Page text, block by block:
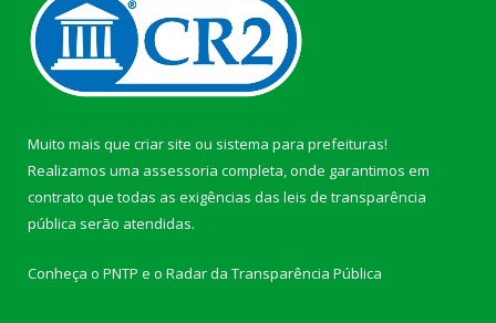
Muito mais que criar site ou sistema para prefeituras!
Realizamos uma assessoria completa, onde garantimos em
contrato que todas as exigências das leis de transparência
pública serão atendidas.
Conheça o PNTP e o Radar da Transparência Pública